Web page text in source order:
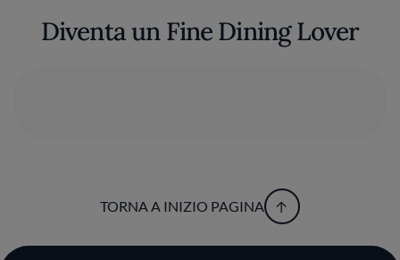
Diventa un Fine Dining Lover
TORNA A INIZIO PAGINA